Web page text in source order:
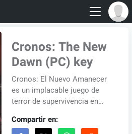
Cronos: The New
Dawn (PC) key
Cronos: El Nuevo Amanecer
es un implacable juego de
terror de supervivencia en
futuro depende de rescatar el
Compartir en: